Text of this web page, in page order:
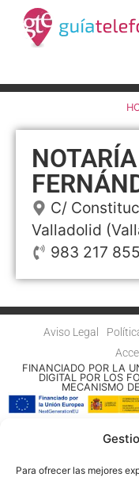
Para ofrecer las mejores
C/
Valladolid
983 217
Aviso Legal
FINANCIADO POR LA
DIGITAL POR LOS
MECANISMO